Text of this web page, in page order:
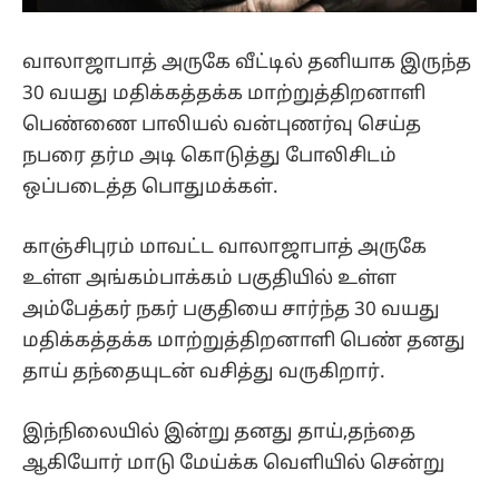
வாலாஜாபாத் அருகே வீட்டில் தனியாக இருந்த
30 வயது மதிக்கத்தக்க மாற்றுத்திறனாளி
பெண்ணை பாலியல் வன்புணர்வு செய்த
நபரை தர்ம அடி கொடுத்து போலிசிடம்
ஒப்படைத்த பொதுமக்கள்.
காஞ்சிபுரம் மாவட்ட வாலாஜாபாத் அருகே
உள்ள அங்கம்பாக்கம் பகுதியில் உள்ள
அம்பேத்கர் நகர் பகுதியை சார்ந்த 30 வயது
மதிக்கத்தக்க மாற்றுத்திறனாளி பெண் தனது
தாய் தந்தையுடன் வசித்து வருகிறார்.
இந்நிலையில் இன்று தனது தாய்,தந்தை
ஆகியோர் மாடு மேய்க்க வெளியில் சென்று